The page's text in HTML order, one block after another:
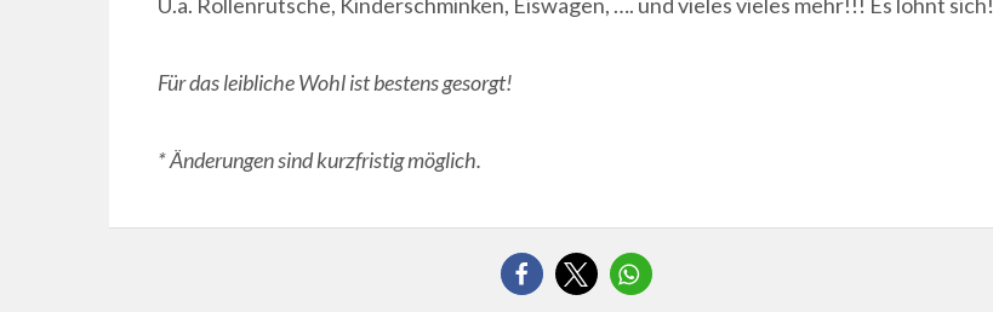
Für das leibliche Wohl ist bestens gesorgt!
* Änderungen sind kurzfristig möglich.